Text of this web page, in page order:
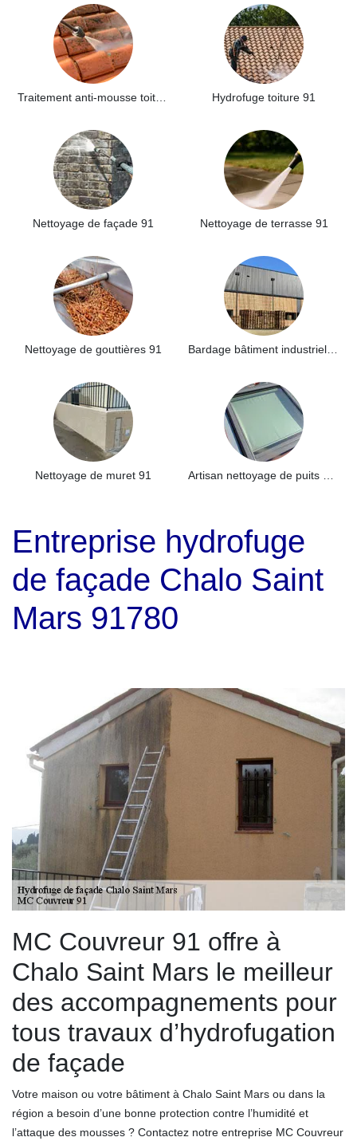
Hydrofuge toiture 91
Nettoyage de façade 91 Nettoyage de terrasse 91
Nettoyage de gouttières 91
Nettoyage de muret 91
Entreprise hydrofuge
de façade Chalo Saint
Mars 91780
MC Couvreur 91 offre à
Chalo Saint Mars le meilleur
des accompagnements pour
tous travaux d’hydrofugation
de façade
Votre maison ou votre bâtiment à Chalo Saint Mars ou dans la
région a besoin d’une bonne protection contre l’humidité et
l’attaque des mousses ? Contactez notre entreprise MC Couvreur